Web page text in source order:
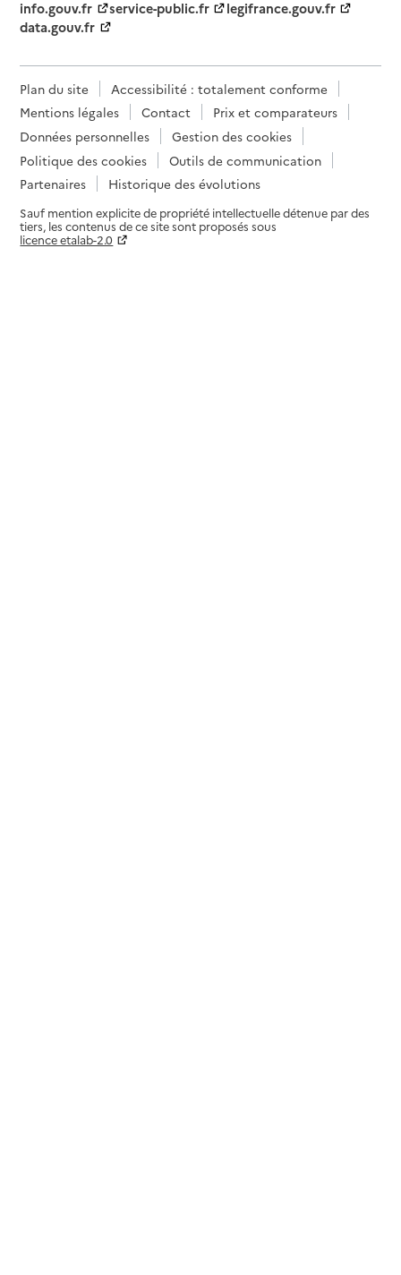
info.gouv.fr service-public.fr
legifrance.gouv.fr
data.gouv.fr
Plan du site
Accessibilité : totalement conforme
Mentions légales
Contact
Prix et comparateurs
Données personnelles
Gestion des cookies
Politique des cookies
Outils de communication
Partenaires
Historique des évolutions
Sauf mention explicite de propriété intellectuelle détenue par des
tiers, les contenus de ce site sont proposés sous
licence etalab-2.0